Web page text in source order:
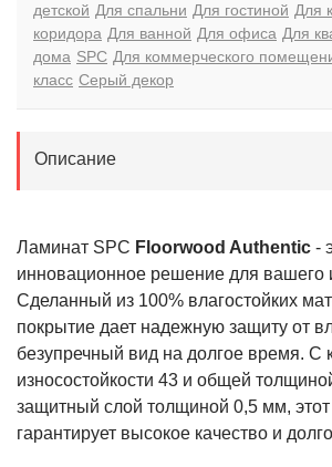
детской Для спальни Для гостиной Для
коридора Для ванной Для офиса Для
дома SPC Для коммерческого
класс Серый декор
Описание
Ламинат SPC Floorwood Authentic -
инновационное решение для вашего
Сделанный из 100% влагостойких
покрытие дает надежную защиту от
безупречный вид на долгое время. С
износостойкости 43 и общей
защитный слой толщиной 0,5 мм,
гарантирует высокое качество и